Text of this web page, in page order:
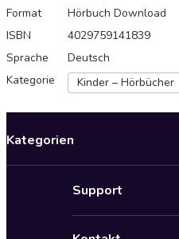
Format
Hörbuch Download
ISBN
4029759141839
Sprache
Deutsch
Kategorie
Kinder – Hörbücher
Kategorien
Support